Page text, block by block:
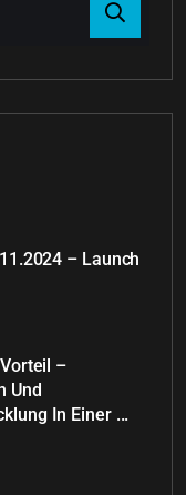
– Launch
–
Und
In Einer ...